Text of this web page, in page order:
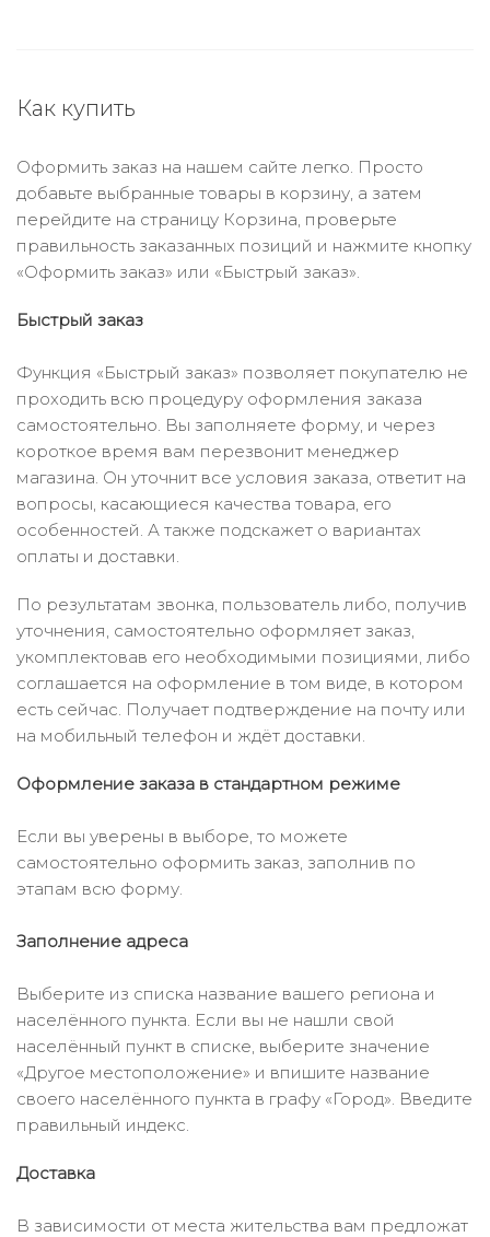
Как купить
Оформить заказ на нашем сайте легко. Просто
добавьте выбранные товары в корзину, а затем
перейдите на страницу Корзина, проверьте
правильность заказанных позиций и нажмите кнопку
«Оформить заказ» или «Быстрый заказ».
Быстрый заказ
Функция «Быстрый заказ» позволяет покупателю не
проходить всю процедуру оформления заказа
самостоятельно. Вы заполняете форму, и через
короткое время вам перезвонит менеджер
магазина. Он уточнит все условия заказа, ответит на
вопросы, касающиеся качества товара, его
особенностей. А также подскажет о вариантах
оплаты и доставки.
По результатам звонка, пользователь либо, получив
уточнения, самостоятельно оформляет заказ,
укомплектовав его необходимыми позициями, либо
соглашается на оформление в том виде, в котором
есть сейчас. Получает подтверждение на почту или
на мобильный телефон и ждёт доставки.
Оформление заказа в стандартном режиме
Если вы уверены в выборе, то можете
самостоятельно оформить заказ, заполнив по
этапам всю форму.
Заполнение адреса
Выберите из списка название вашего региона и
населённого пункта. Если вы не нашли свой
населённый пункт в списке, выберите значение
«Другое местоположение» и впишите название
своего населённого пункта в графу «Город». Введите
правильный индекс.
Доставка
В зависимости от места жительства вам предложат